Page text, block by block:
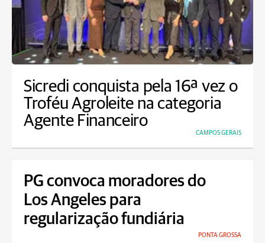
Sicredi conquista pela 16ª vez o
Troféu Agroleite na categoria
Agente Financeiro
CAMPOS GERAIS
PG convoca moradores do
Los Angeles para
regularização fundiária
PONTA GROSSA